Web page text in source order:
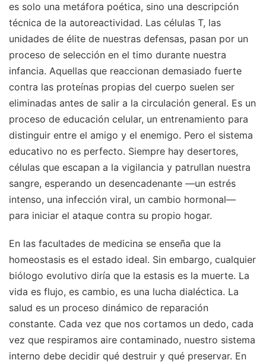
es solo una metáfora poética, sino una descripción
técnica de la autoreactividad. Las células T, las
unidades de élite de nuestras defensas, pasan por un
proceso de selección en el timo durante nuestra
infancia. Aquellas que reaccionan demasiado fuerte
contra las proteínas propias del cuerpo suelen ser
eliminadas antes de salir a la circulación general. Es un
proceso de educación celular, un entrenamiento para
distinguir entre el amigo y el enemigo. Pero el sistema
educativo no es perfecto. Siempre hay desertores,
células que escapan a la vigilancia y patrullan nuestra
sangre, esperando un desencadenante —un estrés
intenso, una infección viral, un cambio hormonal—
para iniciar el ataque contra su propio hogar.
En las facultades de medicina se enseña que la
homeostasis es el estado ideal. Sin embargo, cualquier
biólogo evolutivo diría que la estasis es la muerte. La
vida es flujo, es cambio, es una lucha dialéctica. La
salud es un proceso dinámico de reparación
constante. Cada vez que nos cortamos un dedo, cada
vez que respiramos aire contaminado, nuestro sistema
interno debe decidir qué destruir y qué preservar. En